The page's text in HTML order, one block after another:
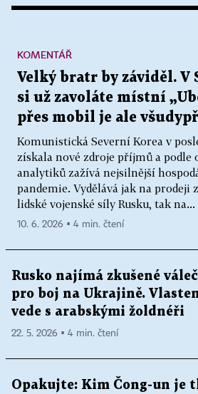
Velký bratr by záviděl. V
si už zavoláte místní
přes mobil je ale
Komunistická Severní Korea v
získala nové zdroje příjmů a podle
analytiků zažívá nejsilnější
pandemie. Vydělává jak na prodeji
lidské vojenské síly Rusku, tak na...
KOMENTÁŘ
10. 6. 2026 ▪ 4 min. čtení
Rusko najímá zkušené
pro boj na Ukrajině.
vede s arabskými žoldnéři
22. 5. 2026 ▪ 4 min. čtení
Opakujte: Kim Čong-un je